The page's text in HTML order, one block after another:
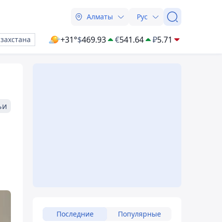
Алматы Рус
+31°$469.93 €541.64 ₽5.71
Последние Популярные